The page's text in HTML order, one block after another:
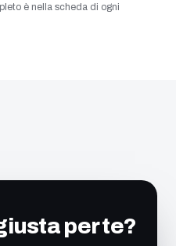
è nella scheda di ogni
per te?